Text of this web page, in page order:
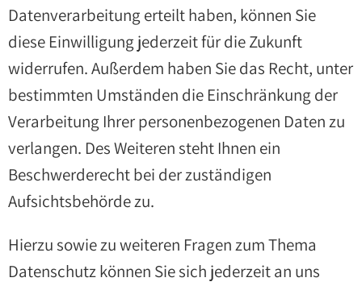
Datenverarbeitung erteilt haben, können Sie
diese Einwilligung jederzeit für die Zukunft
widerrufen. Außerdem haben Sie das Recht, unter
bestimmten Umständen die Einschränkung der
Verarbeitung Ihrer personenbezogenen Daten zu
verlangen. Des Weiteren steht Ihnen ein
Beschwerderecht bei der zuständigen
Aufsichtsbehörde zu.
Hierzu sowie zu weiteren Fragen zum Thema
Datenschutz können Sie sich jederzeit an uns